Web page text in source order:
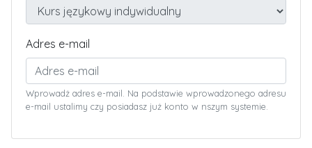
Adres e-mail
Wprowadż adres e-mail. Na podstawie wprowadzonego adresu
e-mail ustalimy czy posiadasz już konto w nszym systemie.